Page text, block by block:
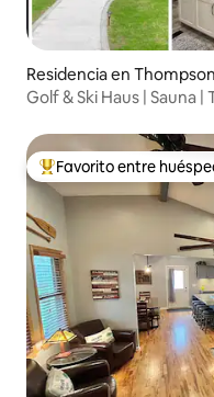
Residencia en
Golf & Ski Haus | Sauna
De los mejores en
Favorito entre